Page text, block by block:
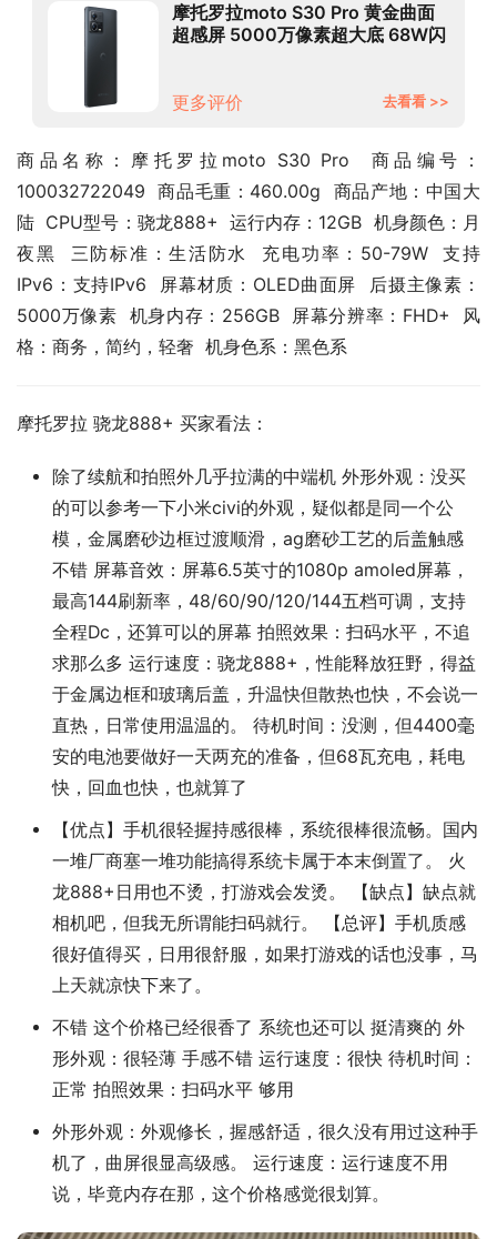
摩托罗拉moto S30 Pro 黄金曲面
超感屏 5000万像素超大底 68W闪
更多评价
去看看 >>
商品名称：摩托罗拉moto S30 Pro  商品编号：
100032722049  商品毛重：460.00g  商品产地：中国大
陆  CPU型号：骁龙888+  运行内存：12GB  机身颜色：月
夜黑  三防标准：生活防水  充电功率：50-79W  支持
IPv6：支持IPv6  屏幕材质：OLED曲面屏  后摄主像素：
5000万像素  机身内存：256GB  屏幕分辨率：FHD+  风
格：商务，简约，轻奢  机身色系：黑色系
摩托罗拉 骁龙888+ 买家看法：
除了续航和拍照外几乎拉满的中端机 外形外观：没买
的可以参考一下小米civi的外观，疑似都是同一个公
模，金属磨砂边框过渡顺滑，ag磨砂工艺的后盖触感
不错 屏幕音效：屏幕6.5英寸的1080p amoled屏幕，
最高144刷新率，48/60/90/120/144五档可调，支持
全程Dc，还算可以的屏幕 拍照效果：扫码水平，不追
求那么多 运行速度：骁龙888+，性能释放狂野，得益
于金属边框和玻璃后盖，升温快但散热也快，不会说一
直热，日常使用温温的。 待机时间：没测，但4400毫
安的电池要做好一天两充的准备，但68瓦充电，耗电
快，回血也快，也就算了
【优点】手机很轻握持感很棒，系统很棒很流畅。国内
一堆厂商塞一堆功能搞得系统卡属于本末倒置了。 火
龙888+日用也不烫，打游戏会发烫。 【缺点】缺点就
相机吧，但我无所谓能扫码就行。 【总评】手机质感
很好值得买，日用很舒服，如果打游戏的话也没事，马
上天就凉快下来了。
不错 这个价格已经很香了 系统也还可以 挺清爽的 外
形外观：很轻薄 手感不错 运行速度：很快 待机时间：
正常 拍照效果：扫码水平 够用
外形外观：外观修长，握感舒适，很久没有用过这种手
机了，曲屏很显高级感。 运行速度：运行速度不用
说，毕竟内存在那，这个价格感觉很划算。